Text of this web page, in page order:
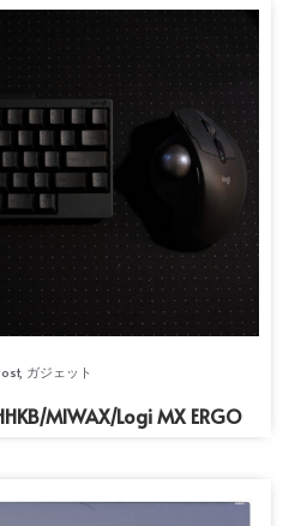
, ガジェット
MIWAX/Logi MX ERGO